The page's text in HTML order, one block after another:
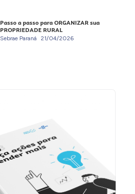
Passo a passo para ORGANIZAR sua
PROPRIEDADE RURAL
Sebrae Paraná 21/04/2026